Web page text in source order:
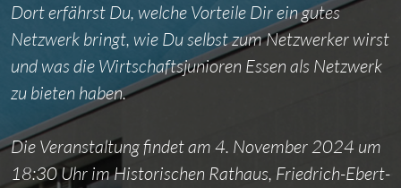
Dort erfährst Du, welche Vorteile Dir ein gutes
Netzwerk bringt, wie Du selbst zum Netzwerker wirst
und was die Wirtschaftsjunioren Essen als Netzwerk
zu bieten haben.
Die Veranstaltung findet am 4. November 2024 um
18:30 Uhr im Historischen Rathaus, Friedrich-Ebert-